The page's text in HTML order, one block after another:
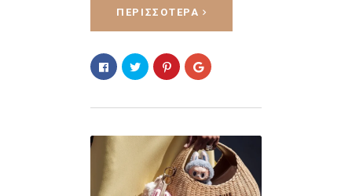
ΠΕΡΙΣΣΌΤΕΡΑ